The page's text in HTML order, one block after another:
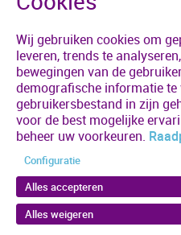
Wij gebruiken cookies om
leveren, trends te
bewegingen van de
demografische informatie
gebruikersbestand in zijn
voor de best mogelijke
beheer uw voorkeuren.
Configuratie
Alles accepteren
Alles weigeren